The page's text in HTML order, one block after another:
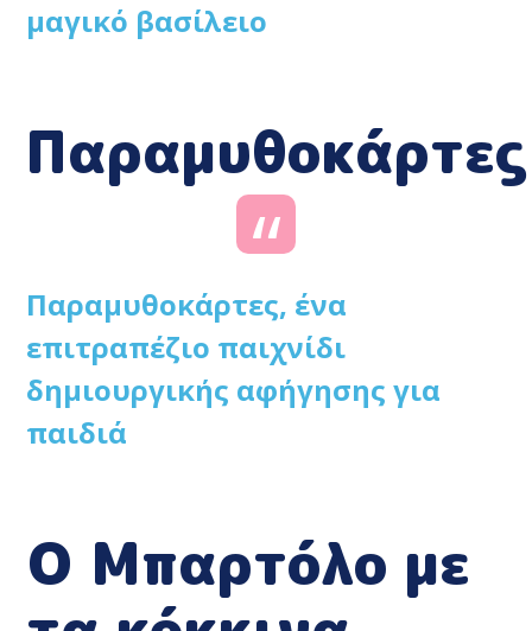
μαγικό βασίλειο
Παραμυθοκάρτες
Παραμυθοκάρτες, ένα
επιτραπέζιο παιχνίδι
δημιουργικής αφήγησης για
παιδιά
Ο Μπαρτόλο με